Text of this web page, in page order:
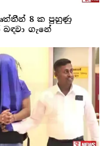
8 ක පුහුණු
ගැනේ